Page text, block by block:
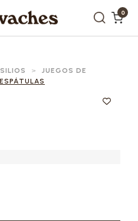
0
>
JUEGOS DE